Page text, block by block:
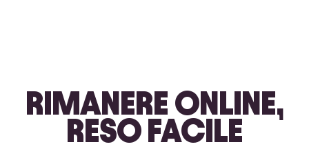
RIMANERE ONLINE,
RESO FACILE